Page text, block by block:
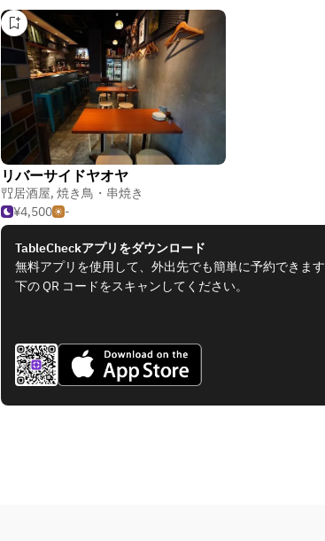
リバーサイドヤオヤ
居酒屋, 焼き鳥・串焼き
¥4,500
-
TableCheckアプリをダウンロード
無料アプリを使用して、外出先でも簡単に予約できます
下の QR コードをスキャンしてください。